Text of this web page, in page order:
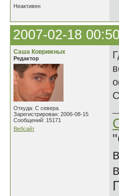
Неактивен
2007-02-18
Саша Коврижных
Редактор
Откуда: С севера.
Зарегистрирован: 2006-08-15
Сообщений: 15171
Вебсайт